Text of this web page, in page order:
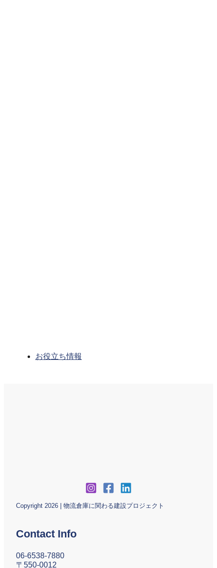
お役立ち情報
Copyright 2026 | 物流倉庫に関わる建設プロジェクト
Contact Info
06-6538-7880
〒550-0012